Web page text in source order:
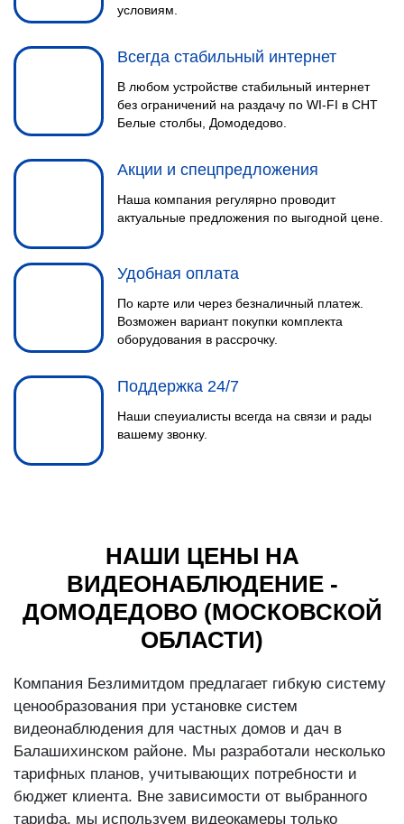
условиям.
Всегда стабильный интернет
В любом устройстве стабильный интернет
без ограничений на раздачу по WI-FI в СНТ
Белые столбы, Домодедово.
Акции и спецпредложения
Наша компания регулярно проводит
актуальные предложения по выгодной цене.
Удобная оплата
По карте или через безналичный платеж.
Возможен вариант покупки комплекта
оборудования в рассрочку.
Поддержка 24/7
Наши спеуиалисты всегда на связи и рады
вашему звонку.
НАШИ ЦЕНЫ НА
ВИДЕОНАБЛЮДЕНИЕ -
ДОМОДЕДОВО (МОСКОВСКОЙ
ОБЛАСТИ)
Компания Безлимитдом предлагает гибкую систему
ценообразования при установке систем
видеонаблюдения для частных домов и дач в
Балашихинском районе. Мы разработали несколько
тарифных планов, учитывающих потребности и
бюджет клиента. Вне зависимости от выбранного
тарифа, мы используем видеокамеры только